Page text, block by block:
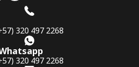
320 497 2268
320 497 2268